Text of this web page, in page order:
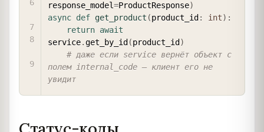
response_model=ProductResponse)
async def get_product (product_id : int) :
return await
service. get_by_id (product_id )
# даже если service вернёт объект с
полем internal_code — клиент его не
увидит